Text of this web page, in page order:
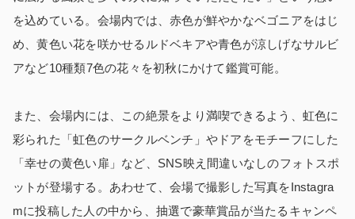
を込めている。会場内では、赤色が鮮やかなベゴニアをはじ
め、黄色い花を咲かせるルドベキアや青色が涼しげなサルビ
アなど10種類7色の花々を初秋にかけて鑑賞可能。
また、会場内には、この絶景をより満喫できるよう、虹色に
彩られた「虹色のサークルベンチ」やドアをモチーフにした
「幸せの黄色い扉」など、SNS映え間違いなしのフォトスポ
ットが登場する。あわせて、会場で撮影した写真をInstagra
mに投稿した人の中から、抽選で豪華賞品が当たるキャンペ